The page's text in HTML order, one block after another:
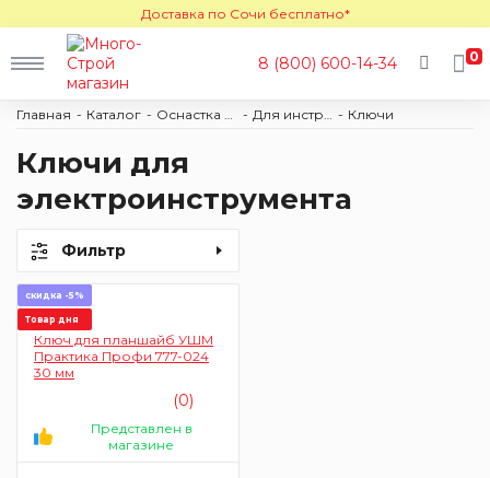
Доставка по Сочи бесплатно*
8 (800) 600-14-34 0
Главная Каталог Оснастка и расходные материалы Для инструмента Ключи
Ключи для
электроинструмента
Фильтр
скидка -5%
Товар дня
Ключ для планшайб УШМ
Практика Профи 777-024
30 мм
(0)
Представлен в
магазине